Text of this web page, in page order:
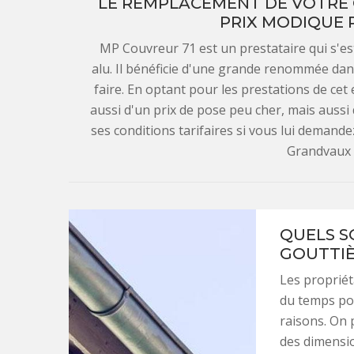
PRIX MODIQUE
MP Couvreur 71 est un prestataire qui
alu. Il bénéficie d'une grande renommée
faire. En optant pour les prestations de
aussi d'un prix de pose peu cher, mais
ses conditions tarifaires si vous lui
QUELS
Les
du temps
raisons. On
des